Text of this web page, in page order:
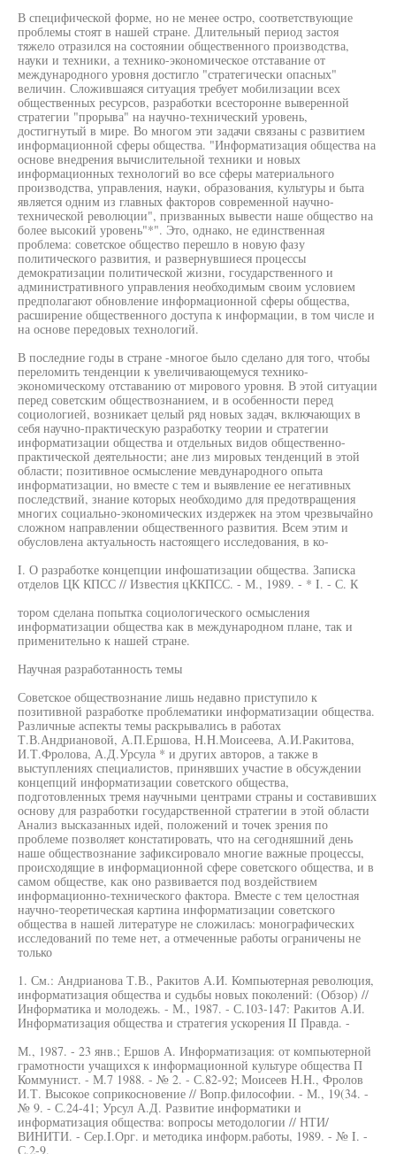
В специфической форме, но не менее остро, соответствующие
проблемы стоят в нашей стране. Длительный период застоя
тяжело отразился на состоянии общественного производства,
науки и техники, а технико-экономическое отставание от
международного уровня достигло "стратегически опасных"
величин. Сложившаяся ситуация требует мобилизации всех
общественных ресурсов, разработки всесторонне выверенной
стратегии "прорыва" на научно-технический уровень,
достигнутый в мире. Во многом эти задачи связаны с развитием
информационной сферы общества. "Информатизация общества на
основе внедрения вычислительной техники и новых
информационных технологий во все сферы материального
производства, управления, науки, образования, культуры и быта
является одним из главных факторов современной научно-
технической революции", призванных вывести наше общество на
более высокий уровень"*". Это, однако, не единственная
проблема: советское общество перешло в новую фазу
политического развития, и развернувшиеся процессы
демократизации политической жизни, государственного и
административного управления необходимым своим условием
предполагают обновление информационной сферы общества,
расширение общественного доступа к информации, в том числе и
на основе передовых технологий.
В последние годы в стране -многое было сделано для того, чтобы
переломить тенденции к увеличивающемуся технико-
экономическому отставанию от мирового уровня. В этой ситуации
перед советским обществознанием, и в особенности перед
социологией, возникает целый ряд новых задач, включающих в
себя научно-практическую разработку теории и стратегии
информатизации общества и отдельных видов общественно-
практической деятельности; ане лиз мировых тенденций в этой
области; позитивное осмысление мевдународного опыта
информатизации, но вместе с тем и выявление ее негативных
последствий, знание которых необходимо для предотвращения
многих социально-экономических издержек на этом чрезвычайно
сложном направлении общественного развития. Всем этим и
обусловлена актуальность настоящего исследования, в ко-
I. О разработке концепции инфошатизации общества. Записка
отделов ЦК КПСС // Известия цККПСС. - М., 1989. - * I. - С. К
тором сделана попытка социологического осмысления
информатизации общества как в международном плане, так и
применительно к нашей стране.
Научная разработанность темы
Советское обществознание лишь недавно приступило к
позитивной разработке проблематики информатизации общества.
Различные аспекты темы раскрывались в работах
Т.В.Андриановой, А.П.Ершова, H.H.Моисеева, А.И.Ракитова,
И.Т.Фролова, А.Д.Урсула * и других авторов, а также в
выступлениях специалистов, принявших участие в обсуждении
концепций информатизации советского общества,
подготовленных тремя научными центрами страны и составивших
основу для разработки государственной стратегии в этой области
Анализ высказанных идей, положений и точек зрения по
проблеме позволяет констатировать, что на сегодняшний день
наше обществознание зафиксировало многие важные процессы,
происходящие в информационной сфере советского общества, и в
самом обществе, как оно развивается под воздействием
информационно-технического фактора. Вместе с тем целостная
научно-теоретическая картина информатизации советского
общества в нашей литературе не сложилась: монографических
исследований по теме нет, а отмеченные работы ограничены не
только
1. См.: Андрианова Т.В., Ракитов А.И. Компьютерная революция,
информатизация общества и судьбы новых поколений: (Обзор) //
Информатика и молодежь. - М., 1987. - С.103-147: Ракитов А.И.
Информатизация общества и стратегия ускорения II Правда. -
М., 1987. - 23 янв.; Ершов А. Информатизация: от компьютерной
грамотности учащихся к информационной культуре общества П
Коммунист. - М.7 1988. - № 2. - С.82-92; Моисеев H.H., Фролов
И.Т. Высокое соприкосновение // Вопр.философии. - М., 19(34. -
№ 9. - С.24-41; Урсул А.Д. Развитие информатики и
информатизация общества: вопросы методологии // НТИ/
ВИНИТИ. - Сер.I.Орг. и методика информ.работы, 1989. - № I. -
С.2-9.